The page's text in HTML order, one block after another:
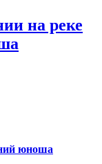
на реке
юноша